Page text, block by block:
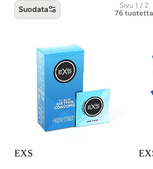
Suodata
Sivu 1 / 2
76 tuotetta
EXS